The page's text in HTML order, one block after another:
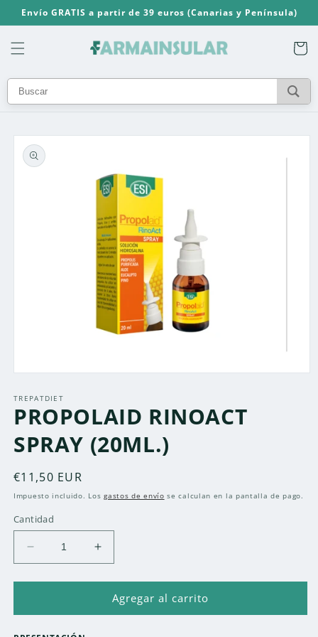
directamente
al contenido
Envío GRATIS a partir de 39 euros (Canarias y Península)
Carrito
directamente
a la
información
multimedia
1
en
ventana
modal
TREPATDIET
PROPOLAID RINOACT
SPRAY (20ML.)
Precio
habitual
€11,50 EUR
Impuesto incluido. Losgastos de envío se calculan en la pantalla de pago.
Cantidad
Reducir
cantidad
para
RINOACT
Aumentar
cantidad
para
PROPOLAID
RINOACT
Agregar al carrito